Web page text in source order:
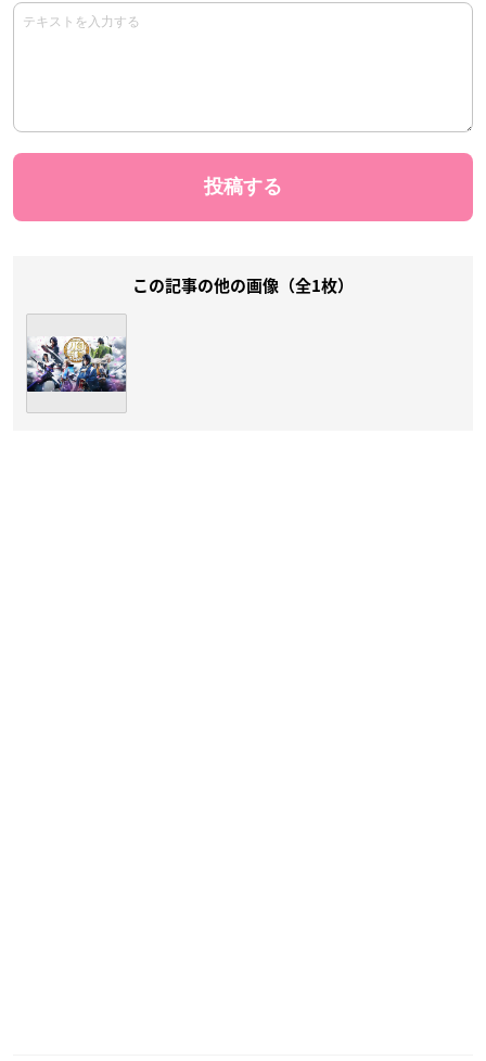
この記事の他の画像（全1枚）